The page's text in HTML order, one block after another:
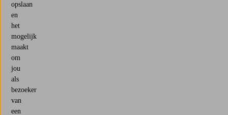
opslaan
en
het
mogelijk
maakt
om
jou
als
bezoeker
van
een